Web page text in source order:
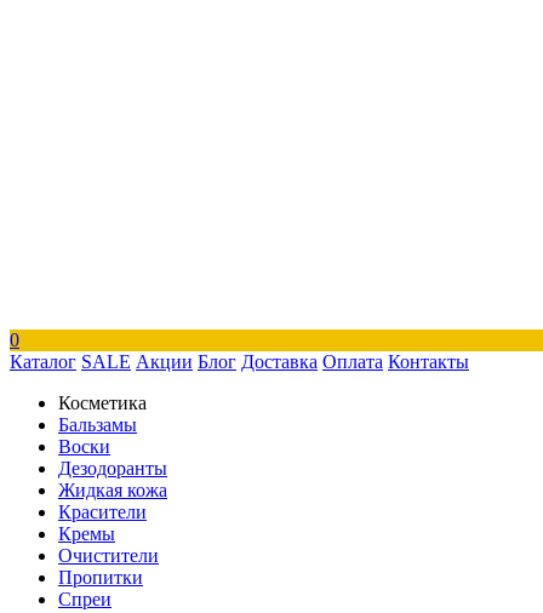
0
Каталог SALE Акции Блог Доставка Оплата Контакты
Косметика
Бальзамы
Воски
Дезодоранты
Жидкая кожа
Красители
Кремы
Очистители
Пропитки
Спреи